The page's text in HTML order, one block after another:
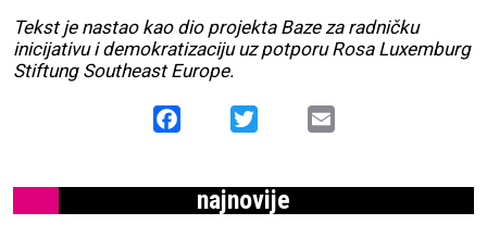
Tekst je nastao kao dio projekta Baze za radničku
inicijativu i demokratizaciju uz potporu Rosa Luxemburg
Stiftung Southeast Europe.
Facebook
najnovije